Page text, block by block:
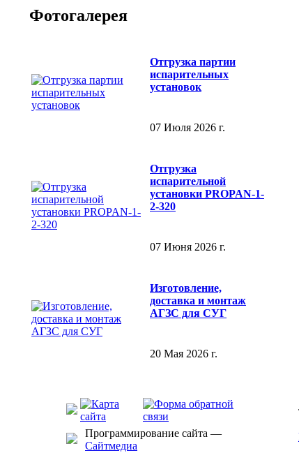
Фотогалерея
Отгрузка партии
испарительных
установок
07 Июля 2026 г.
Отгрузка
испарительной
установки PROPAN-1-
2-320
07 Июня 2026 г.
Изготовление,
доставка и монтаж
АГЗС для СУГ
20 Мая 2026 г.
Программирование сайта —
Сайтмедиа